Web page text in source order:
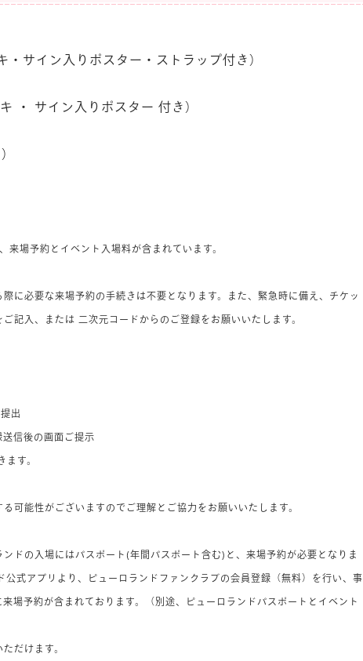
・サイン入りポスター・ストラップ付き）
・ サイン入りポスター 付き）
場予約とイベント入場料が含まれています。
に必要な来場予約の手続きは不要となります。また、緊急時に備え、チケッ
記入、または 二次元コードからのご登録をお願いいたします。
出
送信後の画面ご提示
ます。
可能性がございますのでご理解とご協力をお願いいたします。
ドの入場にはパスポート(年間パスポート含む)と、来場予約が必要となりま
式アプリより、ピューロランドファンクラブの会員登録（無料）を行い、事
場予約が含まれております。（別途、ピューロランドパスポートとイベント
だけます。